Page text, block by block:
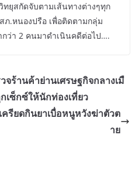
ทยุสกัดจับตามเส้นทางต่างๆทุก
.หนองปรือ เพื่อติดตามกลุ่ม
ว่า 2 คนมาดำเนินคดีต่อไป….
จร้านค้าย่านเศรษฐกิจกลางเมื
เซ็กซ์ให้นักท่องเที่ยว
รียดกินยาเบื่อหนูหวังฆ่าตัวต
าย